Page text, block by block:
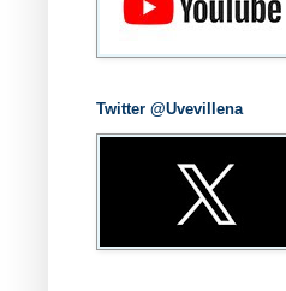
Twitter @Uvevillena